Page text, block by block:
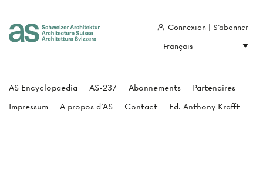
AS Encyclopaedia AS-237 Abonnements
Partenaires
Impressum
A propos d'AS Contact Ed. Anthony Krafft
Connexion
S'abonner
Français